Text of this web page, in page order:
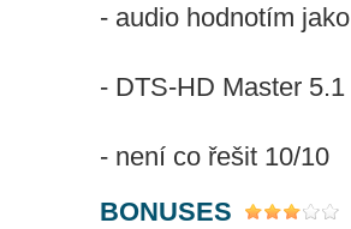
- audio hodnotím
- DTS-HD Master
- není co řešit 10/10
BONUSES